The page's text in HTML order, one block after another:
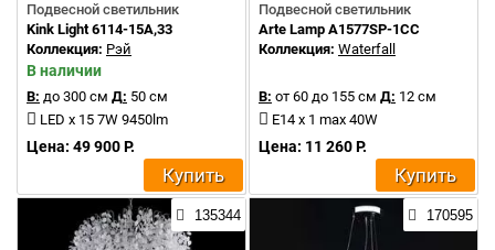
Подвесной светильник
Kink Light 6114-15A,33
Коллекция: Рэй
В наличии
В: до 300 см Д: 50 см
LED x 15 7W 9450lm
Цена: 49 900 Р.
Купить
Подвесной светильник
Arte Lamp A1577SP-1CC
Коллекция: Waterfall
В: от 60 до 155 см Д: 12 см
E14 x 1 max 40W
Цена: 11 260 Р.
Купить
135344 170595